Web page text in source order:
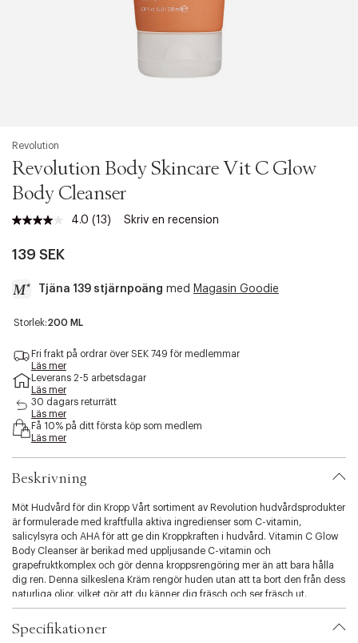
Revolution
Revolution Body Skincare Vit C Glow
Body Cleanser
4.0 Läs
samma
(13) Skriv en recension
139 SEK
Tjäna 139 stjärnpoäng med Magasin Goodie
a
c
s
b
i
t
.
v
a
r
i
a
t
i
o
Storlek:200 ML
Fri frakt på ordrar över SEK 749 för medlemmar
Läs mer
Leverans 2-5 arbetsdagar
Läs mer
30 dagars returrätt
Läs mer
Få 10% på ditt första köp som medlem
Läs mer
Beskrivning
Möt Hudvård för din Kropp Vårt sortiment av Revolution hudvårdsprodukter
är formulerade med kraftfulla aktiva ingredienser som C-vitamin,
salicylsyra och AHA för att ge din Kroppkraften i hudvård. Vitamin C Glow
Body Cleanser är berikad med uppljusande C-vitamin och
grapefruktkomplex och gör denna kroppsrengöring mer än att bara hålla
dig ren. Denna silkeslena Kräm rengör huden utan att ta bort den från dess
naturliga oljor, vilket gör att du känner dig fräsch och ser fräsch ut.
Innehåller glycerin som drar in fukt i huden och låser den på plats.
Sötmandelolja tillsätts för att göra huden mjuk och inulin, ett prebiotikum
som gör mikrobiomen balanserad. Lätt doftande med upplyftande
Specifikationer